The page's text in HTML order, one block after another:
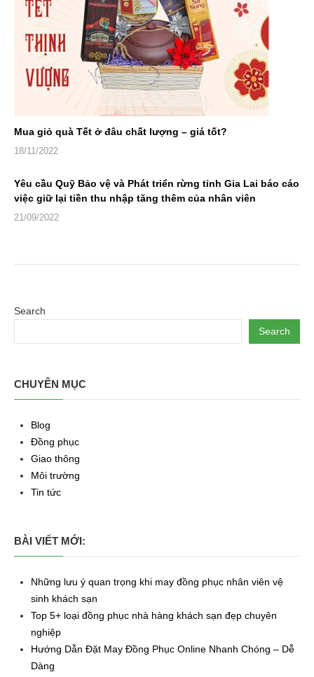
Mua giỏ quà Tết ở đâu chất lượng – giá tốt?
18/11/2022
Yêu cầu Quỹ Bảo vệ và Phát triển rừng tỉnh Gia Lai báo cáo
việc giữ lại tiền thu nhập tăng thêm của nhân viên
21/09/2022
Search
Search
CHUYÊN MỤC
Blog
Đồng phục
Giao thông
Môi trường
Tin tức
BÀI VIẾT MỚI:
Những lưu ý quan trọng khi may đồng phục nhân viên vệ
sinh khách sạn
Top 5+ loại đồng phục nhà hàng khách sạn đẹp chuyên
nghiệp
Hướng Dẫn Đặt May Đồng Phục Online Nhanh Chóng – Dễ
Dàng